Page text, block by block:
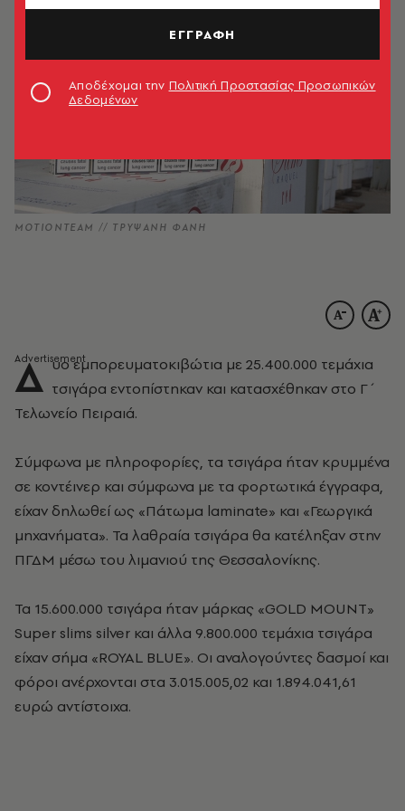
ΜΟΤΙΟΝΤΕΑΜ // ΤΡΥΨΑΝΗ ΦΑΝΗ
Δ υο εμπορευματοκιβώτια με 25.400.000 τεμάχια
τσιγάρα εντοπίστηκαν και κατασχέθηκαν στο Γ΄
Τελωνείο Πειραιά.
Σύμφωνα με πληροφορίες, τα τσιγάρα ήταν κρυμμένα
σε κοντέινερ και σύμφωνα με τα φορτωτικά έγγραφα,
είχαν δηλωθεί ως «Πάτωμα laminate» και «Γεωργικά
μηχανήματα». Τα λαθραία τσιγάρα θα κατέληξαν στην
ΠΓΔΜ μέσω του λιμανιού της Θεσσαλονίκης.
Τα 15.600.000 τσιγάρα ήταν μάρκας «GOLD MOUNT»
Super slims silver και άλλα 9.800.000 τεμάχια τσιγάρα
είχαν σήμα «ROYAL BLUE». Οι αναλογούντες δασμοί και
φόροι ανέρχονται στα 3.015.005,02 και 1.894.041,61
ευρώ αντίστοιχα.
ΕΓΓΡΑΦΗ
Αποδέχομαι την Πολιτική Προστασίας Προσωπικών
Δεδομένων